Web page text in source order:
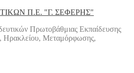
Π.Ε. "Γ. ΣΕΦΕΡΗΣ"
Πρωτοβάθμιας Εκπαίδευσης
Μεταμόρφωσης,